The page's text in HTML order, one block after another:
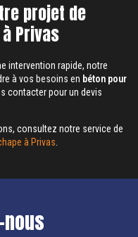
projet de
Privas
intervention rapide, notre
à vos besoins en béton pour
contacter pour un devis
consultez notre service de
à Privas